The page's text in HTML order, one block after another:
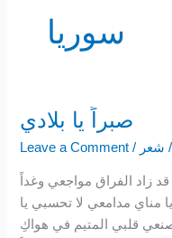
سوريا
صبراً يا بلادي
Leave a Comment / شعر
زاد الفراق مواجعي وغداً
مناي مدامعي لا تحسبي يا
قلبي المتيم في هواكِ
صبراً